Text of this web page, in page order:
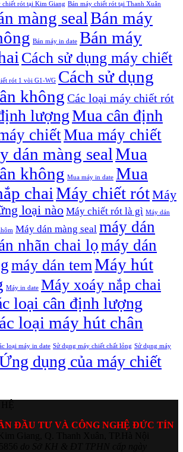
chiết rót tại Kim Giang Bán máy chiết rót tại Thanh Xuân
màng sealBán máy
Bán máy in date Bán máy
Cách sử dụng máy chiết
rót 1 vòi G1-WG Cách sử dụng
không Các loại máy chiết rót
lượngMua cân định
chiếtMua máy chiết
dán màng sealMua
không Mua máy in date Mua
chaiMáy chiết rótMáy
loại nào Máy chiết rót là gì Máy dán
Máy dán màng seal máy dán
nhãn chai lọmáy dán
máy dán temMáy hút
Máy in date Máy xoáy nắp chai
loại cân định lượng
loại máy hút chân
loại máy in date Sử dụng máy chiết chất lỏng Sử dụng máy
dụng của máy chiết
ĐẦU TƯ VÀ CÔNG NGHỆ ĐỨC TÍN